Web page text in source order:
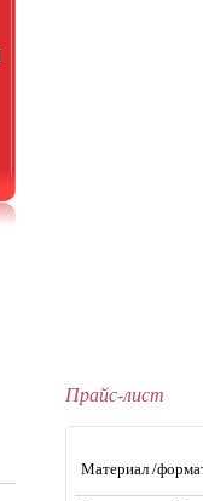
Прайс-лист
Материал /